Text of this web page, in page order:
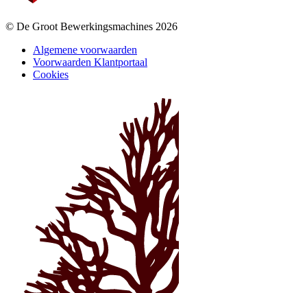
© De Groot Bewerkingsmachines 2026
Algemene voorwaarden
Voorwaarden Klantportaal
Cookies